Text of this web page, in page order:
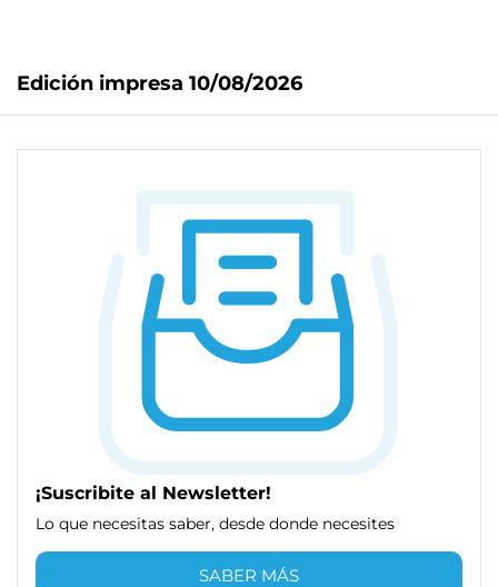
Edición impresa 10/08/2026
¡Suscribite al Newsletter!
Lo que necesitas saber, desde donde necesites
SABER MÁS